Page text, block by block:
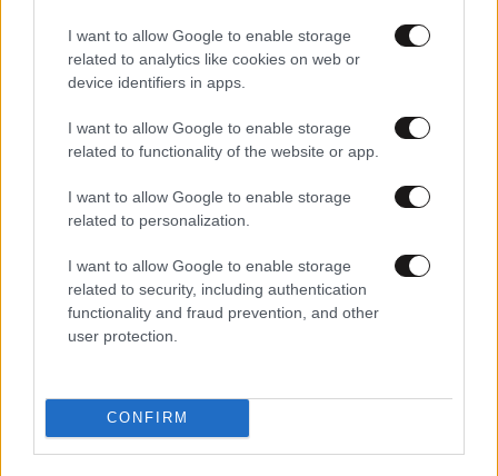
I want to allow Google to enable storage
related to analytics like cookies on web or
device identifiers in apps.
I want to allow Google to enable storage
related to functionality of the website or app.
I want to allow Google to enable storage
related to personalization.
I want to allow Google to enable storage
related to security, including authentication
functionality and fraud prevention, and other
user protection.
CONFIRM